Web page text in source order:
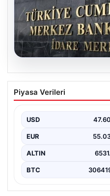
05.08.2026
Merkez Bankası
Ekonomistlerin
Piyasa Verileri
USD 47.60
EUR
ALTIN
BTC